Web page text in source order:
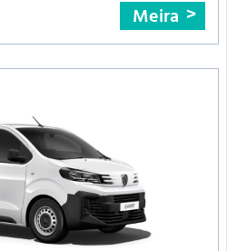
Meira